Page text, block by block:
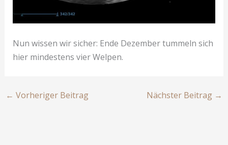
Nun wissen wir sicher: Ende Dezember tummeln sich
hier mindestens vier Welpen.
← Vorheriger Beitrag Nächster Beitrag →